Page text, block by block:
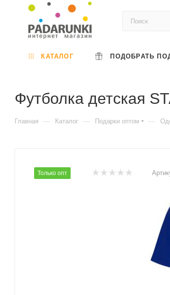
КАТАЛОГ ПОДОБРАТЬ
Футболка детская
Главная — Каталог — Подарки оптом —
Только опт